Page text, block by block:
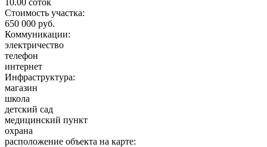
Стоимость участка:
650 000 руб.
Коммуникации:
электричество
телефон
интернет
Инфраструктура:
магазин
школа
детский сад
медицинский пункт
охрана
расположение объекта на карте: